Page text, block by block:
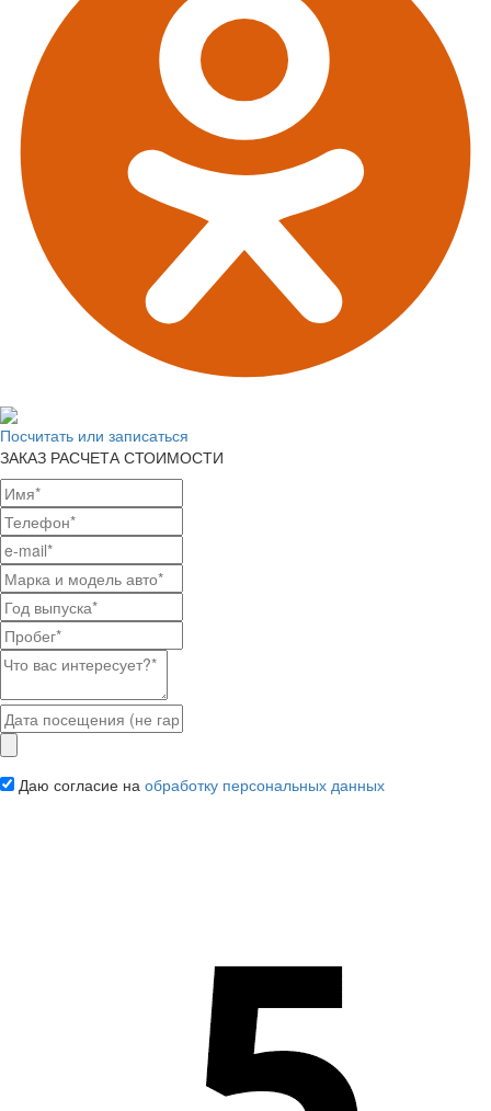
Посчитать или записаться
ЗАКАЗ РАСЧЕТА СТОИМОСТИ
Даю согласие на обработку персональных данных